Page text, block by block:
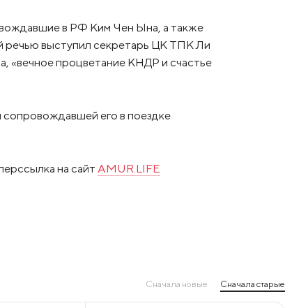
в РФ Ким Чен Ына, а также
выступил секретарь ЦК ТПК Ли
«вечное процветание КНДР и счастье
его в поездке
на сайт AMUR.LIFE
Сначала новые Сначала старые